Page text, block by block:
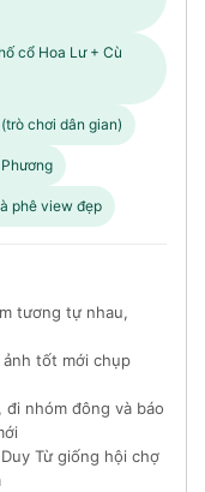
cổ Hoa Lư + Cù
chơi dân gian)
phê view đẹp
tương tự nhau,
ảnh tốt mới chụp
đi nhóm đông và báo
Từ giống hội chợ